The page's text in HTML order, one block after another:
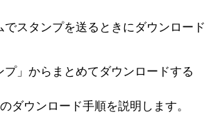
でスタンプを送るときにダウンロード
プ」からまとめてダウンロードする
ダウンロード手順を説明します。